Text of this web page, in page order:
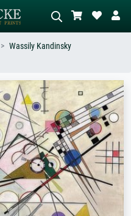
Beskriv scenen – t.ex. grön äng,
abstrakt med mycket rött, mörk
oljemålning, stående naken bredvid ett
träd.
Wassily Kandinsky